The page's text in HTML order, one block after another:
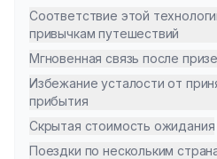
Соответствие этой
привычкам путешествий
Мгновенная связь после
Избежание усталости от
прибытия
Скрытая стоимость ожидания
Поездки по нескольким